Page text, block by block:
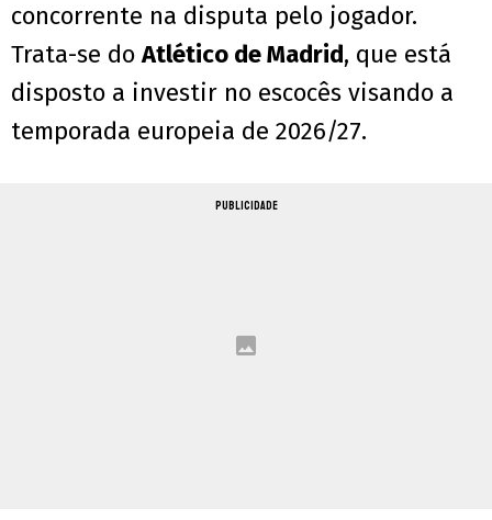
concorrente na disputa pelo jogador.
Trata-se doAtlético de Madrid, que está
disposto a investir no escocês visando a
temporada europeia de 2026/27.
PUBLICIDADE